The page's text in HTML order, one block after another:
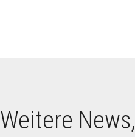
Weitere